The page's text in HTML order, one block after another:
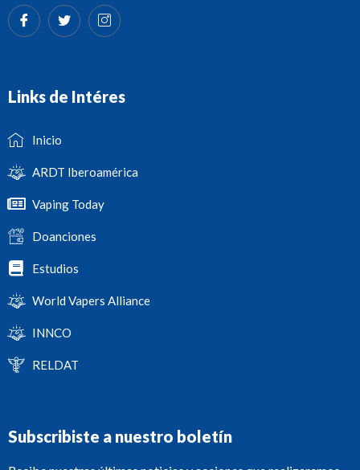
Links de Intéres
Inicio
ARDT Iberoamérica
Vaping Today
Doanciones
Estudios
World Vapers Alliance
INNCO
RELDAT
Subscribiste a nuestro boletín